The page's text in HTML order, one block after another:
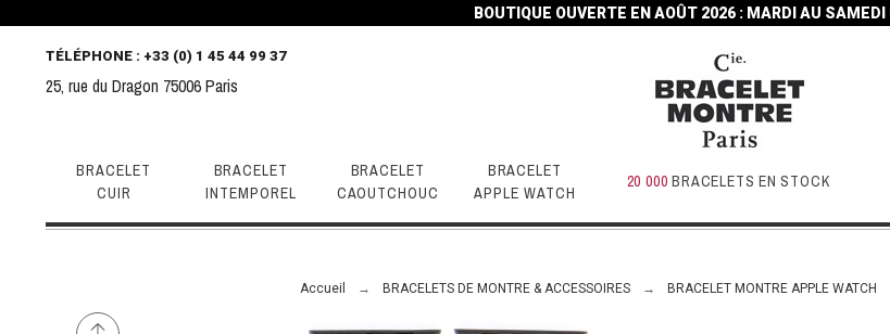
BOUTIQUE OUVERTE EN AOÛT 2026 : MARDI AU SAMEDI
TÉLÉPHONE: +33 (0) 1 45 44 99 37
25, rue du Dragon 75006 Paris
20 000 BRACELETS EN STOCK
BRACELET
CUIR
BRACELET
INTEMPOREL
BRACELET
CAOUTCHOUC
BRACELET
APPLE WATCH
Accueil BRACELETS DE MONTRE & ACCESSOIRES BRACELET MONTRE APPLE WATCH